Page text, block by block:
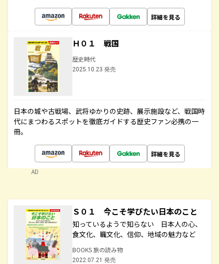
詳細を見る
Ｈ０１ 戦国
歴史時代
2025.10.23 発売
日本の城や古戦場、武将ゆかりの史跡、展示施設など、戦国時
代にまつわるスポットを徹底ガイドする歴史ファン必携の一
冊。
詳細を見る
AD
Ｓ０１ 今こそ学びたい日本のこと
知っているようで知らない 日本人の心、
食文化、職文化、信仰、地域の魅力など
BOOKS 旅の読み物
2022.07.21 発売